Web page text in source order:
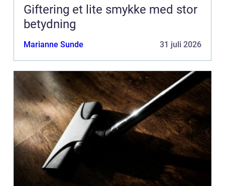
Giftering et lite smykke med stor
betydning
Marianne Sunde 31 juli 2026